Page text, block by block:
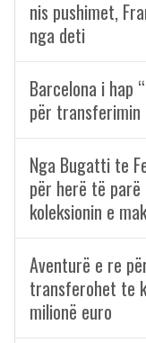
nis pushimet,
nga deti
Barcelona i hap
për
Nga Bugatti te
për herë të
koleksionin e
Aventurë e re
transferohet te
milionë euro